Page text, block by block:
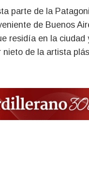
parte de la
de Buenos
residía en la ciudad
nieto de la artista